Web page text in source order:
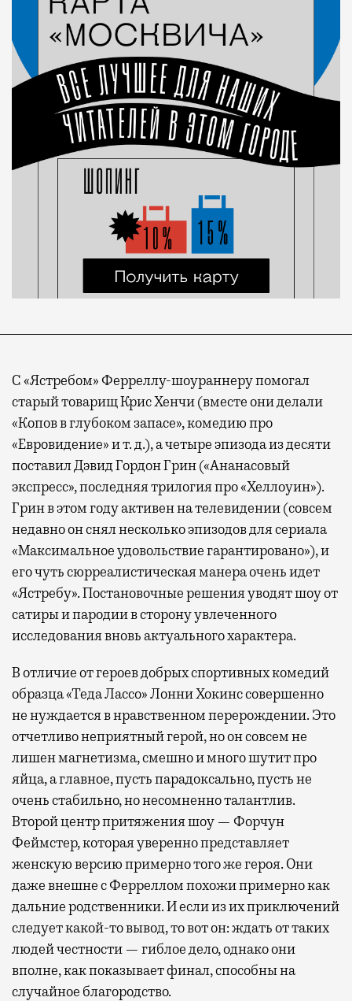
С «Ястребом» Ферреллу-шоураннеру помогал
старый товарищ Крис Хенчи (вместе они делали
«Копов в глубоком запасе», комедию про
«Евровидение» и т. д.), а четыре эпизода из десяти
поставил Дэвид Гордон Грин («Ананасовый
экспресс», последняя трилогия про «Хеллоуин»).
Грин в этом году активен на телевидении (совсем
недавно он снял несколько эпизодов для сериала
«Максимальное удовольствие гарантировано»), и
его чуть сюрреалистическая манера очень идет
«Ястребу». Постановочные решения уводят шоу от
сатиры и пародии в сторону увлеченного
исследования вновь актуального характера.
В отличие от героев добрых спортивных комедий
образца «Теда Лассо» Лонни Хокинс совершенно
не нуждается в нравственном перерождении. Это
отчетливо неприятный герой, но он совсем не
лишен магнетизма, смешно и много шутит про
яйца, а главное, пусть парадоксально, пусть не
очень стабильно, но несомненно талантлив.
Второй центр притяжения шоу — Форчун
Феймстер, которая уверенно представляет
женскую версию примерно того же героя. Они
даже внешне с Ферреллом похожи примерно как
дальние родственники. И если из их приключений
следует какой-то вывод, то вот он: ждать от таких
людей честности — гиблое дело, однако они
вполне, как показывает финал, способны на
случайное благородство.